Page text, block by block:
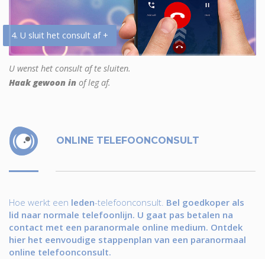
4. U sluit het consult af +
U wenst het consult af te sluiten.
Haak gewoon in of leg af.
ONLINE TELEFOONCONSULT
Hoe werkt een leden-telefoonconsult. Bel goedkoper als
lid naar normale telefoonlijn. U gaat pas betalen na
contact met een paranormale online medium. Ontdek
hier het eenvoudige stappenplan van een paranormaal
online telefoonconsult.